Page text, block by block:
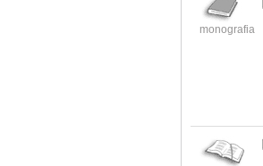
monografia